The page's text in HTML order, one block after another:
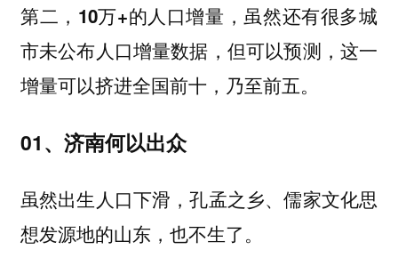
第二，10万+的人口增量，虽然还有很多城
市未公布人口增量数据，但可以预测，这一
增量可以挤进全国前十，乃至前五。
01、济南何以出众
虽然出生人口下滑，孔孟之乡、儒家文化思
想发源地的山东，也不生了。